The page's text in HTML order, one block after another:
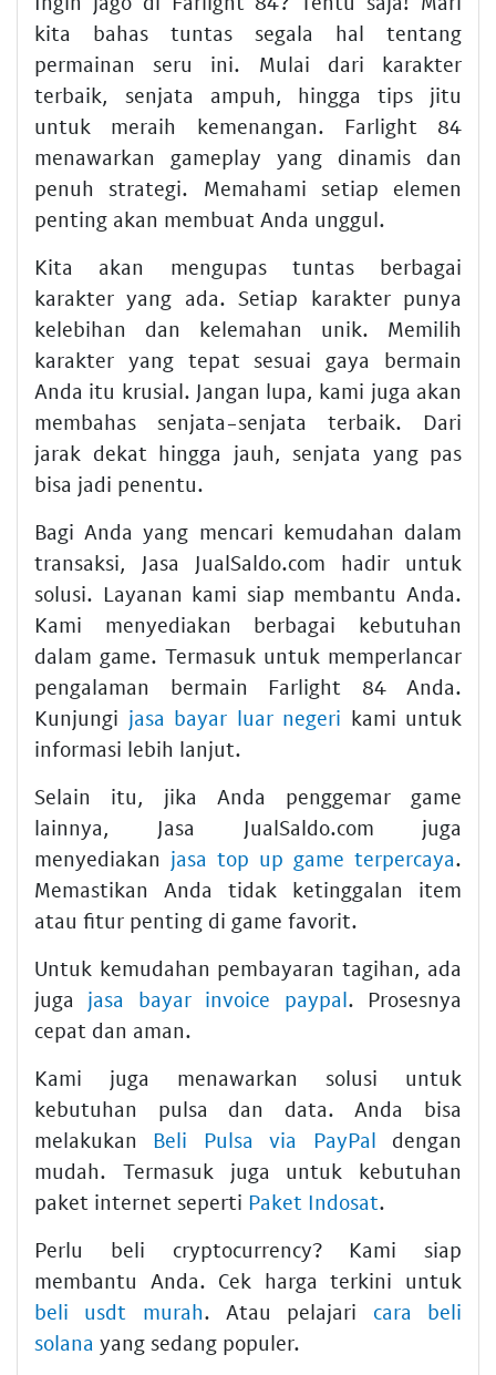
kita bahas tuntas segala hal tentang
permainan seru ini. Mulai dari karakter
terbaik, senjata ampuh, hingga tips jitu
untuk meraih kemenangan. Farlight 84
menawarkan gameplay yang dinamis dan
penuh strategi. Memahami setiap elemen
penting akan membuat Anda unggul.
Kita akan mengupas tuntas berbagai
karakter yang ada. Setiap karakter punya
kelebihan dan kelemahan unik. Memilih
karakter yang tepat sesuai gaya bermain
Anda itu krusial. Jangan lupa, kami juga akan
membahas senjata-senjata terbaik. Dari
jarak dekat hingga jauh, senjata yang pas
bisa jadi penentu.
Bagi Anda yang mencari kemudahan dalam
transaksi, Jasa JualSaldo.com hadir untuk
solusi. Layanan kami siap membantu Anda.
Kami menyediakan berbagai kebutuhan
dalam game. Termasuk untuk memperlancar
pengalaman bermain Farlight 84 Anda.
Kunjungi jasa bayar luar negeri kami untuk
informasi lebih lanjut.
Selain itu, jika Anda penggemar game
lainnya, Jasa JualSaldo.com juga
menyediakan jasa top up game terpercaya.
Memastikan Anda tidak ketinggalan item
atau fitur penting di game favorit.
Untuk kemudahan pembayaran tagihan, ada
juga jasa bayar invoice paypal. Prosesnya
cepat dan aman.
Kami juga menawarkan solusi untuk
kebutuhan pulsa dan data. Anda bisa
melakukan Beli Pulsa via PayPal dengan
mudah. Termasuk juga untuk kebutuhan
paket internet seperti Paket Indosat.
Perlu beli cryptocurrency? Kami siap
membantu Anda. Cek harga terkini untuk
beli usdt murah. Atau pelajari cara beli
solana yang sedang populer.